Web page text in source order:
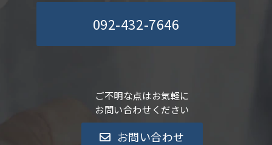
092-432-7646
ご不明な点はお気軽に
お問い合わせください
お問い合わせ